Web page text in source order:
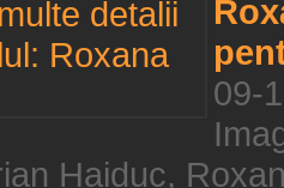
09-
Haiduc,